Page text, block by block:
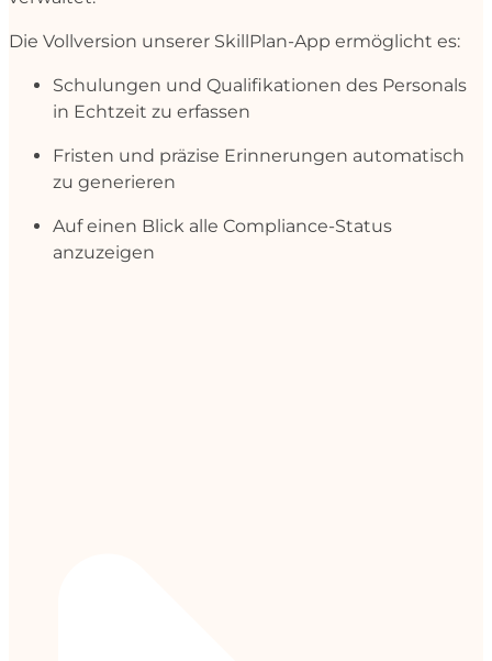
Die Vollversion unserer SkillPlan-App ermöglicht es:
Schulungen und Qualifikationen des Personals
in Echtzeit zu erfassen
Fristen und präzise Erinnerungen automatisch
zu generieren
Auf einen Blick alle Compliance-Status
anzuzeigen